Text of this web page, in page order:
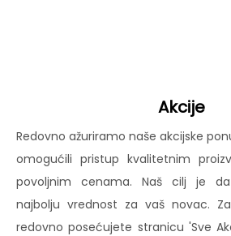
Akcije
Redovno ažuriramo naše akcijske
omogućili pristup kvalitetnim
povoljnim cenama. Naš cilj je
najbolju vrednost za vaš novac.
redovno posećujete stranicu 'Sve